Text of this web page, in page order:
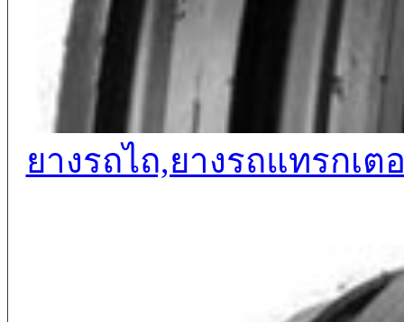
ยางรถไถ,ยางรถแทรกเตอ